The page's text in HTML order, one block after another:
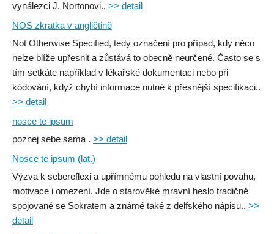
vynálezci J. Nortonovi.. >> detail
NOS zkratka v angličtině
Not Otherwise Specified, tedy označení pro případ, kdy něco
nelze blíže upřesnit a zůstává to obecně neurčené. Často se s
tím setkáte například v lékařské dokumentaci nebo při
kódování, když chybí informace nutné k přesnější specifikaci..
>> detail
nosce te ipsum
poznej sebe sama . >> detail
Nosce te ipsum (lat.)
Výzva k sebereflexi a upřímnému pohledu na vlastní povahu,
motivace i omezení. Jde o starověké mravní heslo tradičně
spojované se Sokratem a známé také z delfského nápisu.. >>
detail